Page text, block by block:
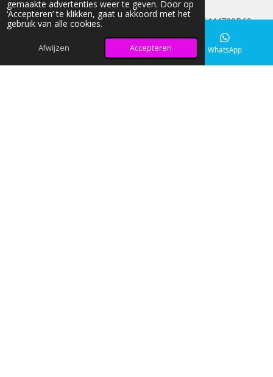
gemaakte advertenties weer te geven. Door op
‘Accepteren’ te klikken, gaat u akkoord met het
gebruik van alle cookies.
Afwijzen Accepteren
FAQ
© 2026 light-nd-glow KVK: 42033026 BTW:NL005444729B69
Alle prijzen op onze website zijn Inclusief BTW
E-mailadres Instagram WhatsApp